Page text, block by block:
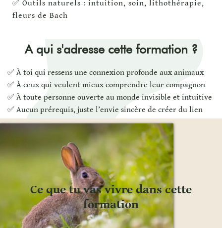
✅ Outils naturels : intuition, soin, lithothérapie,
fleurs de Bach
A qui s'adresse cette formation ?
✅ À toi qui ressens une connexion profonde aux animaux
✅ À ceux qui veulent mieux comprendre leur compagnon
✅ À toute personne ouverte au monde invisible et intuitive
✅ Aucun prérequis, juste l’envie sincère de créer du lien
Ce que tu vas vivre dans cette
formation